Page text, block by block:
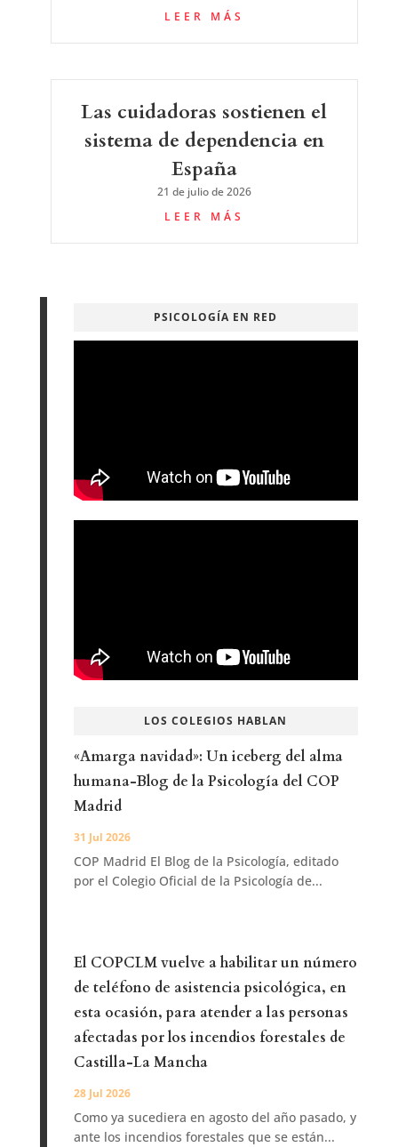
LEER MÁS
Las cuidadoras sostienen el
sistema de dependencia en
España
21 de julio de 2026
LEER MÁS
PSICOLOGÍA EN RED
LOS COLEGIOS HABLAN
«Amarga navidad»: Un iceberg del alma
humana-Blog de la Psicología del COP
Madrid
31 Jul 2026
COP Madrid El Blog de la Psicología, editado
por el Colegio Oficial de la Psicología de...
El COPCLM vuelve a habilitar un número
de teléfono de asistencia psicológica, en
esta ocasión, para atender a las personas
afectadas por los incendios forestales de
Castilla-La Mancha
28 Jul 2026
Como ya sucediera en agosto del año pasado, y
ante los incendios forestales que se están...